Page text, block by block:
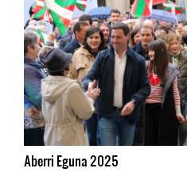
Aberri Eguna 2025